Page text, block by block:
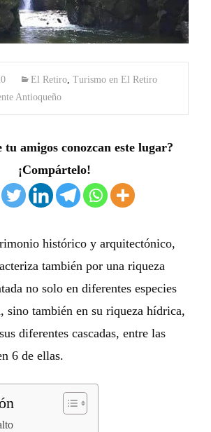
El Retiro, Turismo en El Retiro
Antioqueño
tu amigos conozcan este lugar?
¡Compártelo!
histórico y arquitectónico,
también por una riqueza
no solo en diferentes especies
sino también en su riqueza hídrica,
diferentes cascadas, entre las
6 de ellas.